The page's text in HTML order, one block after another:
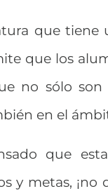
que tiene
que los
no sólo
en el
que
y metas, ¡no